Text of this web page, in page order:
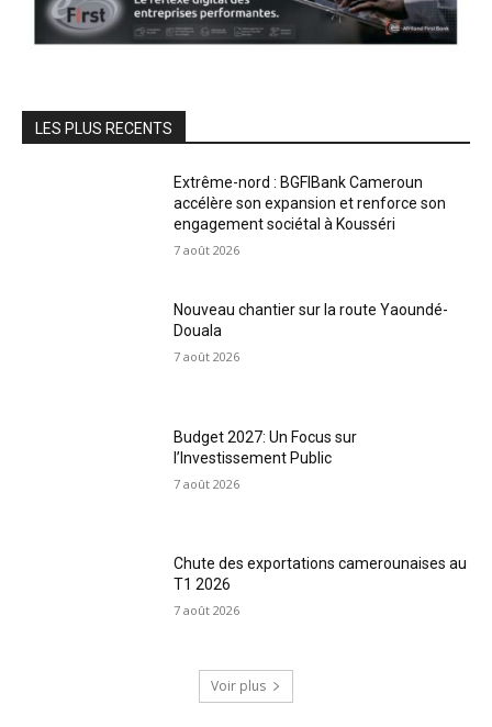
LES PLUS RECENTS
Extrême-nord : BGFIBank Cameroun
accélère son expansion et renforce son
engagement sociétal à Kousséri
7 août 2026
Nouveau chantier sur la route Yaoundé-
Douala
7 août 2026
Budget 2027: Un Focus sur
l’Investissement Public
7 août 2026
Chute des exportations camerounaises au
T1 2026
7 août 2026
Voir plus